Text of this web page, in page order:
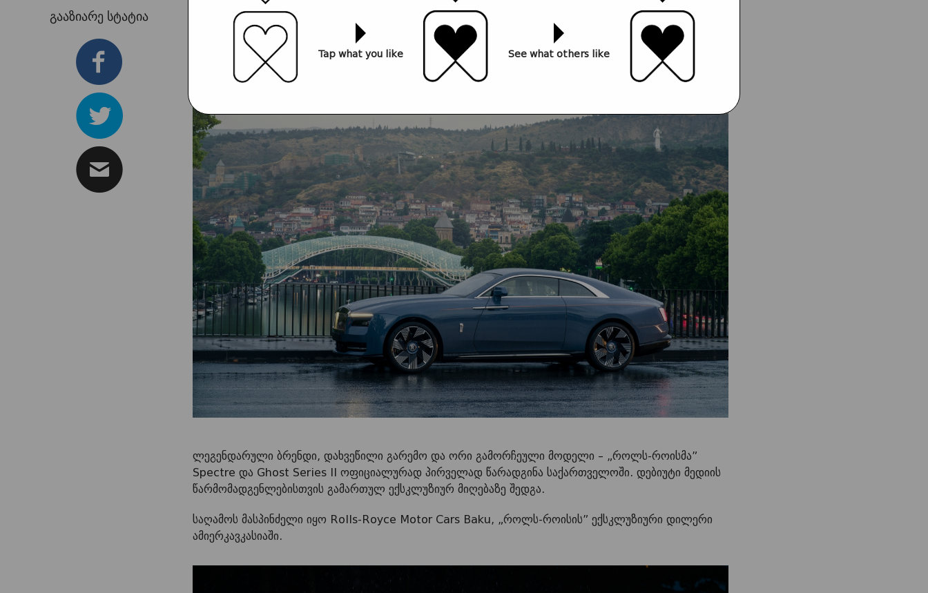
გააზიარე სტატია
ლეგენდარული ბრენდი, დახვეწილი გარემო და ორი გამორჩეული მოდელი – „როლს-როისმა”
Spectre და Ghost Series II ოფიციალურად პირველად წარადგინა საქართველოში. დებიუტი მედიის
წარმომადგენლებისთვის გამართულ ექსკლუზიურ მიღებაზე შედგა.
საღამოს მასპინძელი იყო Rolls-Royce Motor Cars Baku, „როლს-როისის” ექსკლუზიური დილერი
ამიერკავკასიაში.
Tap what you like See what others like